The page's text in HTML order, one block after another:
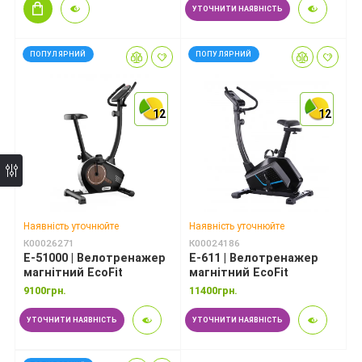
УТОЧНИТИ НАЯВНІСТЬ
12
12
12
ПОПУЛЯРНИЙ
Наявність уточнюйте
К00026271
E-51000 | Велотренажер
магнітний EcoFit
9100грн.
УТОЧНИТИ НАЯВНІСТЬ
12
12
12
ПОПУЛЯРНИЙ
Наявність уточнюйте
К00024186
E-611 | Велотренажер
магнітний EcoFit
11400грн.
УТОЧНИТИ НАЯВНІСТЬ
*